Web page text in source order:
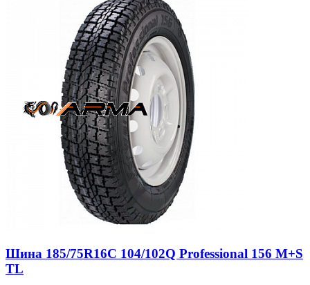
Шина 185/75R16C 104/102Q Professional 156 M+S
TL